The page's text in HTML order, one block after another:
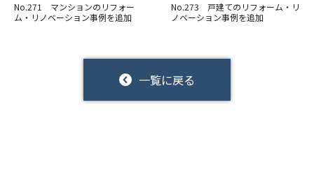
No.271 マンションのリフォー
ム・リノベーション事例を追加
一覧に戻る
No.273 戸建てのリフォーム・リ
ノベーション事例を追加